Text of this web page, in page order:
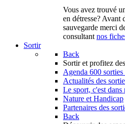
Vous avez trouvé
en détresse? Avant
sauvegarde merci
consultant nos
Sortir
Back
Sortir et profitez
Agenda 600 sorties
Actualités des
Le sport, c'est dans
Nature et Handicap
Partenaires des
Back